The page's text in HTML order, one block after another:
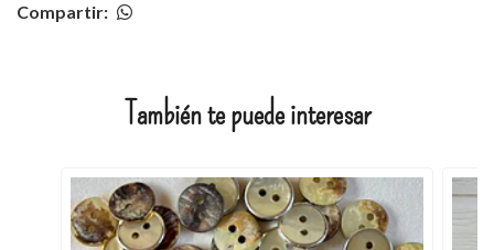
Compartir:
También te puede interesar